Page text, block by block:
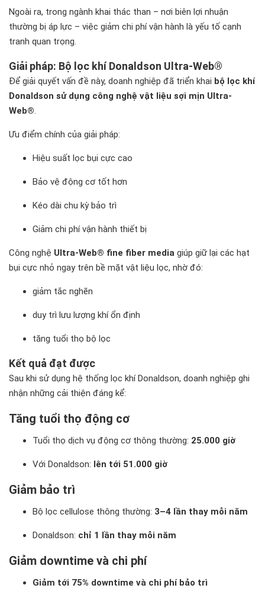
Ngoài ra, trong ngành khai thác than – nơi biên lợi nhuận
thường bị áp lực – việc giảm chi phí vận hành là yếu tố cạnh
tranh quan trọng.
Giải pháp: Bộ lọc khí Donaldson Ultra-Web®
Để giải quyết vấn đề này, doanh nghiệp đã triển khai bộ lọc khí
Donaldson sử dụng công nghệ vật liệu sợi mịn Ultra-
Web®.
Ưu điểm chính của giải pháp:
Hiệu suất lọc bụi cực cao
Bảo vệ động cơ tốt hơn
Kéo dài chu kỳ bảo trì
Giảm chi phí vận hành thiết bị
Công nghệ Ultra-Web® fine fiber media giúp giữ lại các hạt
bụi cực nhỏ ngay trên bề mặt vật liệu lọc, nhờ đó:
giảm tắc nghẽn
duy trì lưu lượng khí ổn định
tăng tuổi thọ bộ lọc
Kết quả đạt được
Sau khi sử dụng hệ thống lọc khí Donaldson, doanh nghiệp ghi
nhận những cải thiện đáng kể:
Tăng tuổi thọ động cơ
Tuổi thọ dịch vụ động cơ thông thường: 25.000 giờ
Với Donaldson: lên tới 51.000 giờ
Giảm bảo trì
Bộ lọc cellulose thông thường: 3–4 lần thay mỗi năm
Donaldson: chỉ 1 lần thay mỗi năm
Giảm downtime và chi phí
Giảm tới 75% downtime và chi phí bảo trì